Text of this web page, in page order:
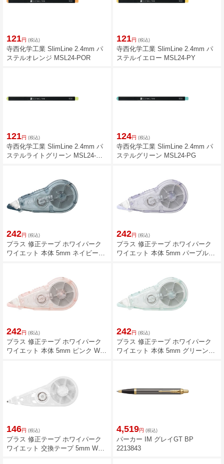
121円 (税込)
寺西化学工業 SlimLine 2.4mm パ
ステルオレンジ MSL24-POR
121円 (税込)
寺西化学工業 SlimLine 2.4mm パ
ステルイエロー MSL24-PY
121円 (税込)
寺西化学工業 SlimLine 2.4mm パ
ステルライトグリーン MSL24-
124円 (税込)
寺西化学工業 SlimLine 2.4mm パ
ステルグリーン MSL24-PG
242円 (税込)
プラス 修正テープ ホワイパーク
ワイエット 本体 5mm ネイビー
242円 (税込)
プラス 修正テープ ホワイパーク
ワイエット 本体 5mm パープル
242円 (税込)
プラス 修正テープ ホワイパーク
ワイエット 本体 5mm ピンク WH-
242円 (税込)
プラス 修正テープ ホワイパーク
ワイエット 本体 5mm グリーン
146円 (税込)
プラス 修正テープ ホワイパーク
ワイエット 交換テープ 5mm WH-
4,519円 (税込)
パーカー IM グレイGT BP
2213843